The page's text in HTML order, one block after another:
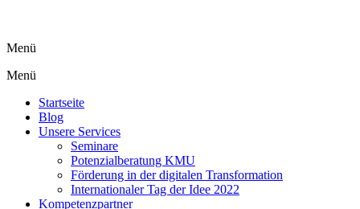
Menü
Menü
Startseite
Blog
Unsere Services
Seminare
Potenzialberatung KMU
Förderung in der digitalen Transformation
Internationaler Tag der Idee 2022
Kompetenzpartner